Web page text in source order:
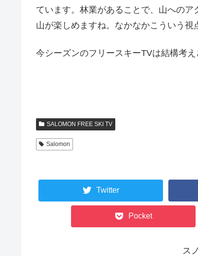
ています。林業があることで、山への
山が楽しめますね。なかなかこういう視
今シーズンのフリースキーTVは結構考
SALOMON FREE SKI TV
Salomon
Twitter
Pocket
ス